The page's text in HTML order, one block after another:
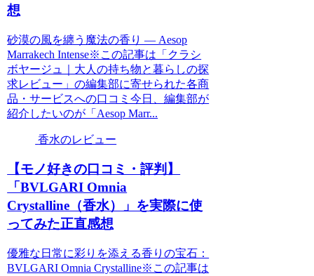
想
砂漠の風を纏う魔法の香り — Aesop
Marrakech Intense※この記事は「クラシ
ボヤージュ｜大人の持ち物と暮らしの探
求レビュー」の編集部に寄せられた各商
品・サービスへの口コミ今日、編集部が
紹介したいのが「Aesop Marr...
香水のレビュー
【モノ好きの口コミ・評判】
「BVLGARI Omnia
Crystalline（香水）」を実際に使
ってみた正直感想
優雅な日常に彩りを添える香りの宝石：
BVLGARI Omnia Crystalline※この記事は